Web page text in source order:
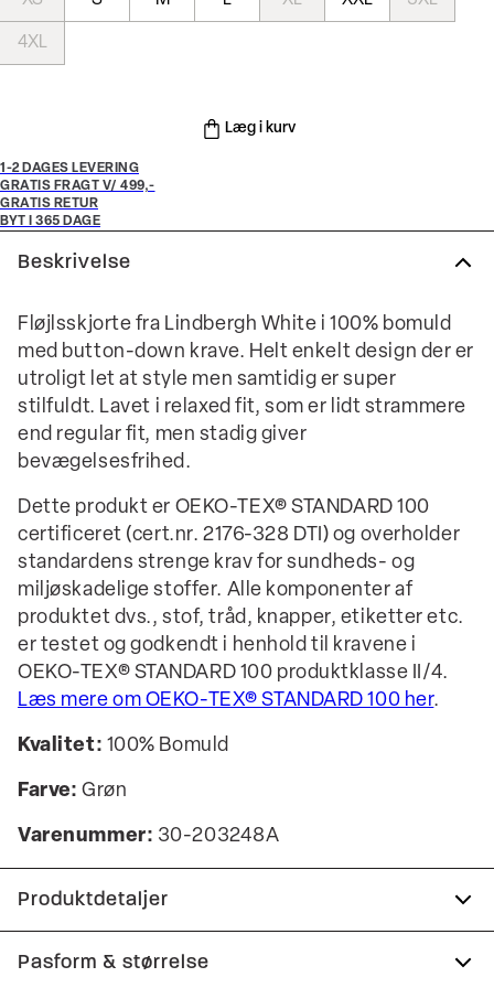
4XL
Læg i kurv
1-2 DAGES LEVERING
GRATIS FRAGT V/ 499,-
GRATIS RETUR
BYT I 365 DAGE
Beskrivelse
Fløjlsskjorte fra Lindbergh White i 100% bomuld
med button-down krave. Helt enkelt design der er
utroligt let at style men samtidig er super
stilfuldt. Lavet i relaxed fit, som er lidt strammere
end regular fit, men stadig giver
bevægelsesfrihed.
Dette produkt er OEKO-TEX® STANDARD 100
certificeret (cert.nr. 2176-328 DTI) og overholder
standardens strenge krav for sundheds- og
miljøskadelige stoffer. Alle komponenter af
produktet dvs., stof, tråd, knapper, etiketter etc.
er testet og godkendt i henhold til kravene i
OEKO-TEX® STANDARD 100 produktklasse II/4.
Læs mere om OEKO-TEX® STANDARD 100 her.
Kvalitet: 100% Bomuld
Farve: Grøn
Varenummer: 30-203248A
Produktdetaljer
Skjorten har button-down krave.
Pasform & størrelse